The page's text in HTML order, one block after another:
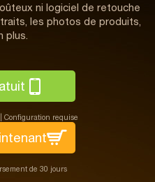
ni logiciel de retouche
les photos de produits,
plus.
Configuration requise
de 30 jours